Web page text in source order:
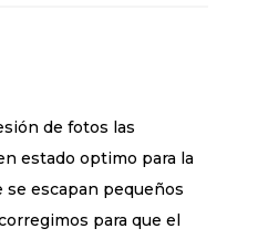
de fotos las
estado optimo para la
escapan pequeños
para que el